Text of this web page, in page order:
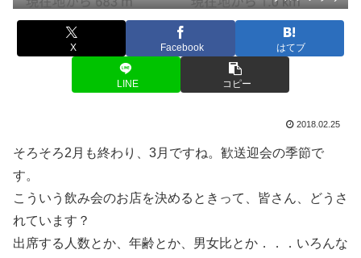
X Facebook はてブ
LINE コピー
2018.02.25
そろそろ2月も終わり、3月ですね。歓送迎会の季節で
す。
こういう飲み会のお店を決めるときって、皆さん、どうさ
れています？
出席する人数とか、年齢とか、男女比とか．．．いろんな